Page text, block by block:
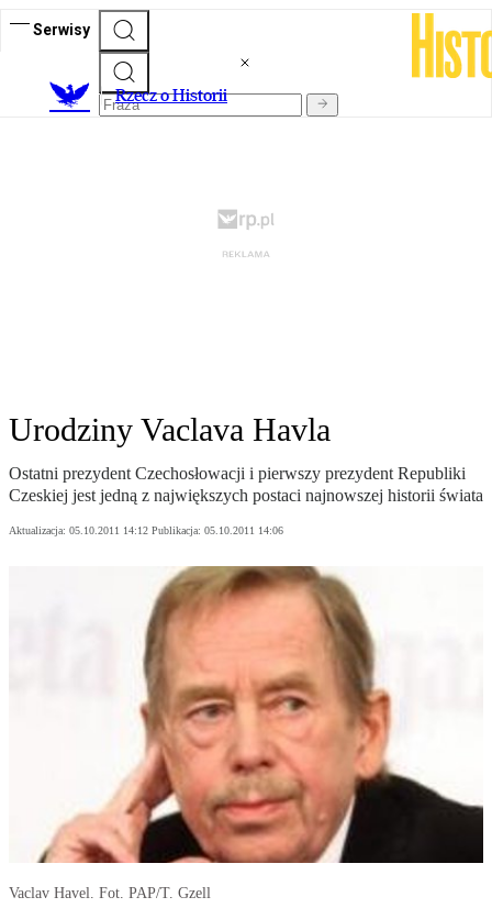
Serwisy
Rzecz o Historii
Urodziny Vaclava Havla
Ostatni prezydent Czechosłowacji i pierwszy prezydent Republiki
Czeskiej jest jedną z największych postaci najnowszej historii świata
Aktualizacja: 05.10.2011 14:12 Publikacja: 05.10.2011 14:06
Vaclav Havel. Fot. PAP/T. Gzell